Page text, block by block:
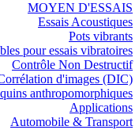
MOYEN D'ESSAIS
Essais Acoustiques
Pots vibrants
pour essais vibratoires
Contrôle Non Destructif
d'images (DIC)
anthropomorphiques
Applications
Automobile & Transport